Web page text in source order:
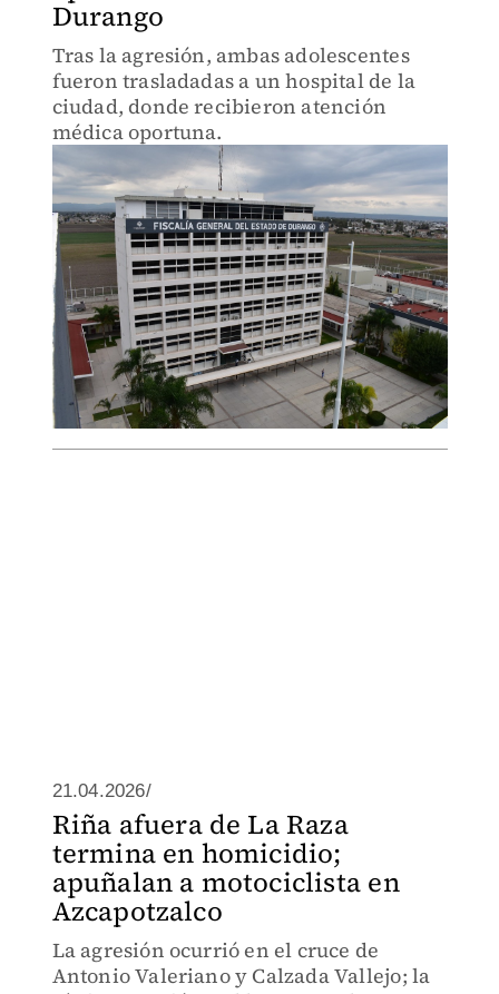
Durango
Tras la agresión, ambas adolescentes
fueron trasladadas a un hospital de la
ciudad, donde recibieron atención
médica oportuna.
21.04.2026/
Riña afuera de La Raza
termina en homicidio;
apuñalan a motociclista en
Azcapotzalco
La agresión ocurrió en el cruce de
Antonio Valeriano y Calzada Vallejo; la